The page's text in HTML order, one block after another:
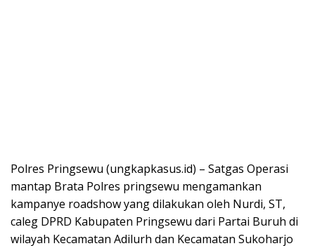
Polres Pringsewu (ungkapkasus.id) – Satgas Operasi
mantap Brata Polres pringsewu mengamankan
kampanye roadshow yang dilakukan oleh Nurdi, ST,
caleg DPRD Kabupaten Pringsewu dari Partai Buruh di
wilayah Kecamatan Adilurh dan Kecamatan Sukoharjo